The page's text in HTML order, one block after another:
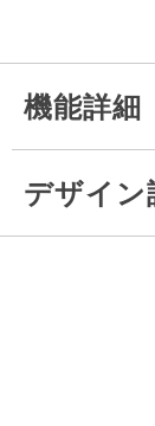
機能詳細
デザイン